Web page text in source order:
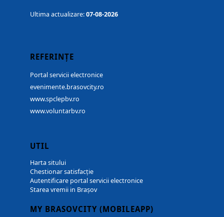
Ultima actualizare:07-08-2026
REFERINȚE
Portal servicii electronice
evenimente.brasovcity.ro
www.spclepbv.ro
www.voluntarbv.ro
UTIL
Harta sitului
Chestionar satisfacție
Autentificare portal servicii electronice
Starea vremii in Brașov
MY BRASOVCITY (MOBILEAPP)